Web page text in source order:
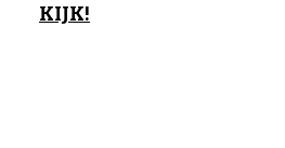
KIJK!